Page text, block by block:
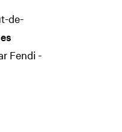
de-
Fendi -